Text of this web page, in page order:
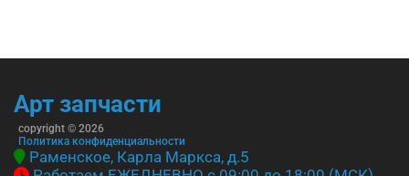
Арт запчасти
copyright © 2026
Политика конфиденциальности
Раменское, Карла Маркса, д.5